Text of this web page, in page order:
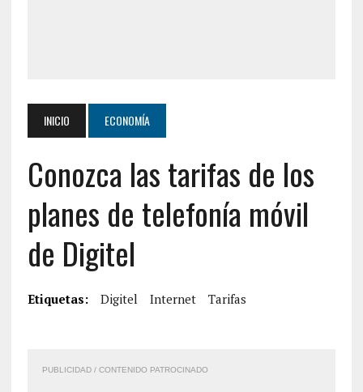
INICIO ECONOMÍA
Conozca las tarifas de los
planes de telefonía móvil
de Digitel
Etiquetas: Digitel Internet Tarifas
PUBLICIDAD / CONTENIDO PATROCINADO